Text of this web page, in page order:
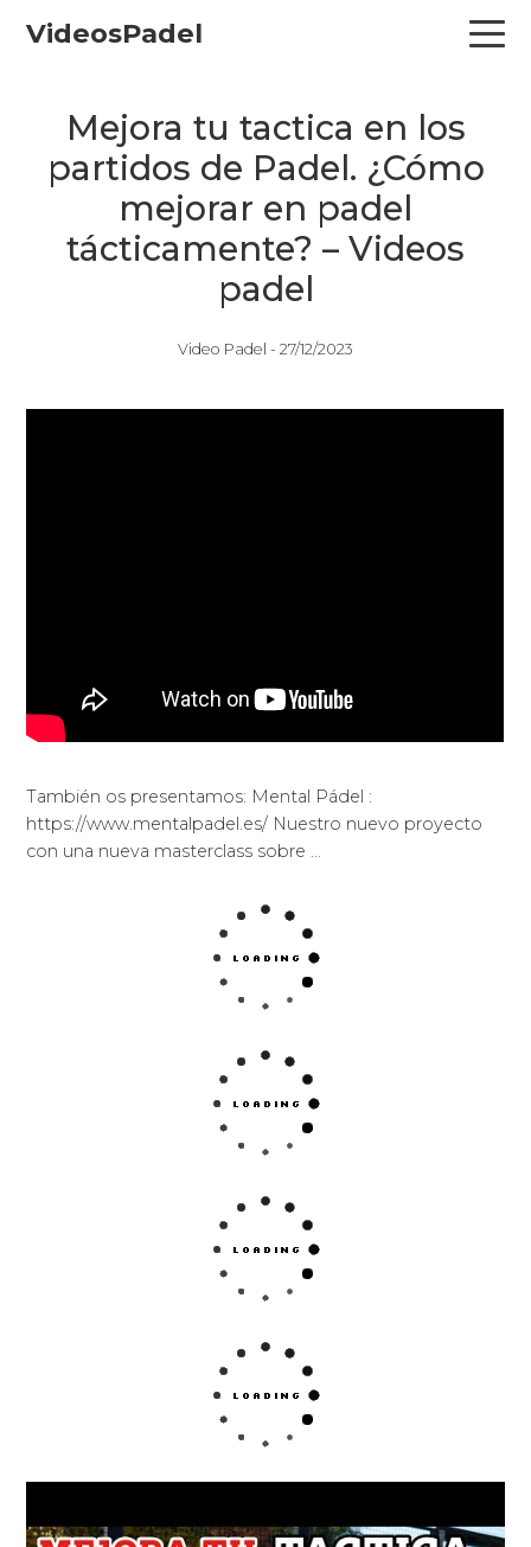
VideosPadel
Mejora tu tactica en los
partidos de Padel. ¿Cómo
mejorar en padel
tácticamente? – Videos
padel
Video Padel - 27/12/2023
También os presentamos: Mental Pádel :
https://www.mentalpadel.es/ Nuestro nuevo proyecto
con una nueva masterclass sobre …